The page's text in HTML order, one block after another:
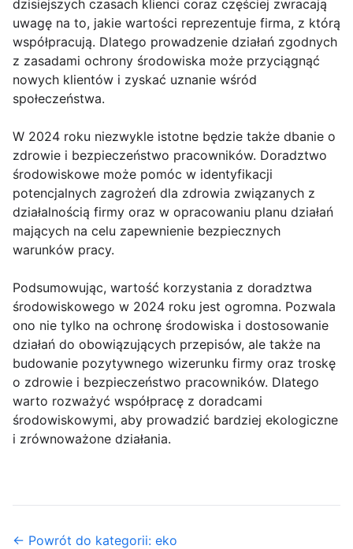
dzisiejszych czasach klienci coraz częściej zwracają
uwagę na to, jakie wartości reprezentuje firma, z którą
współpracują. Dlatego prowadzenie działań zgodnych
z zasadami ochrony środowiska może przyciągnąć
nowych klientów i zyskać uznanie wśród
społeczeństwa.
W 2024 roku niezwykle istotne będzie także dbanie o
zdrowie i bezpieczeństwo pracowników. Doradztwo
środowiskowe może pomóc w identyfikacji
potencjalnych zagrożeń dla zdrowia związanych z
działalnością firmy oraz w opracowaniu planu działań
mających na celu zapewnienie bezpiecznych
warunków pracy.
Podsumowując, wartość korzystania z doradztwa
środowiskowego w 2024 roku jest ogromna. Pozwala
ono nie tylko na ochronę środowiska i dostosowanie
działań do obowiązujących przepisów, ale także na
budowanie pozytywnego wizerunku firmy oraz troskę
o zdrowie i bezpieczeństwo pracowników. Dlatego
warto rozważyć współpracę z doradcami
środowiskowymi, aby prowadzić bardziej ekologiczne
i zrównoważone działania.
← Powrót do kategorii: eko